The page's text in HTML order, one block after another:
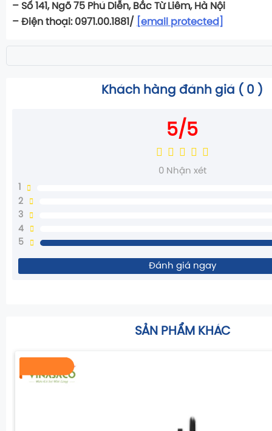
– Số 141, Ngõ 75 Phú Diễn, Bắc Từ Liêm, Hà Nội
– Điện thoại: 0971.00.1881/
[email protected]
Khách hàng đánh giá ( 0 )
5/5
0 Nhận xét
1
2
3
4
5
Đánh giá ngay
SẢN PHẨM KHÁC